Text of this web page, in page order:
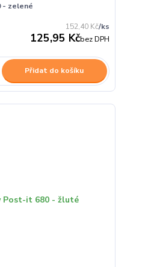
- zelené
152,40 Kč/ks
125,95 Kčbez DPH
Přidat do košíku